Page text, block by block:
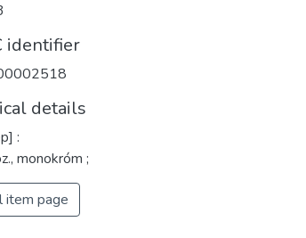
identifier
details
:
monokróm ;
item page